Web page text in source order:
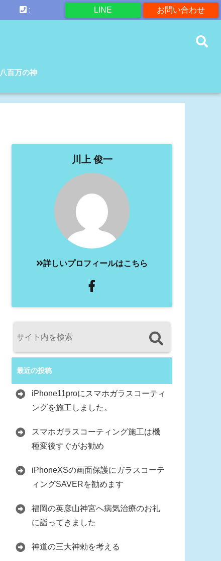
お問い合わせ
LINE
:
八百万の神
川上 俊一
詳しいプロフィールはこちら
最近の投稿
iPhone11proにスマホガラスコーティ
ングを施工しました。
スマホガラスコーティング施工は機
種変後すぐがお勧め
iPhoneXSの画面保護にガラスコーテ
ィングSAVERを勧めます
福岡の英彦山神宮へ病気治療のお礼
に詣ってきました
神道の三大神勅を考える